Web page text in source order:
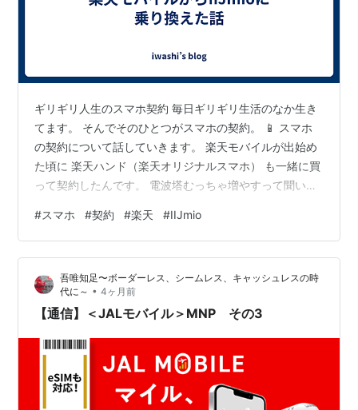
ギリギリ人生のスマホ契約 毎日ギリギリ生活のなか生き
てます。 そんでそのひとつがスマホの契約。 📱 スマホ
の契約について話していきます。 楽天モバイルが出始め
た頃に 楽天ハンド（楽天オリジナルスマホ） も一緒に買
って契約したんです。 電波塔むっちゃ増やすって聞いて
ってみました。 そしたら2年経っても繋がんない。 職場
で。 ちょっと私の職場は対象外だったみたいです。 📡
そして乗り換えへ 見切りつけてIIJmioに乗り換えまし
た。 ゆーて今年で楽天モバイルの存在を知って ４年たち
ました。 叔母の楽天モバイル、今年も繋がらない。 モバ
イル通信。…
#スマホ #契約 #楽天 #IIJmio
吾唯知足〜ボーダーレス、シームレス、キャッシュレスの時
代に～ • 4ヶ月前
【通信】＜JALモバイル＞MNP その3